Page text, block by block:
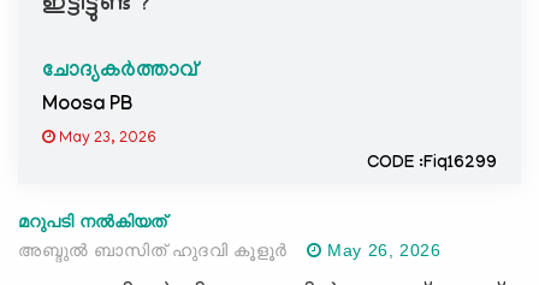
n
ചോദ്യകർത്താവ്
Moosa PB
May 23, 2026
CODE :Fiq16299
മറുപടി നൽകിയത്
അബ്ദുൽ ബാസിത് ഹുദവി കൂളൂർ
May 26, 2026